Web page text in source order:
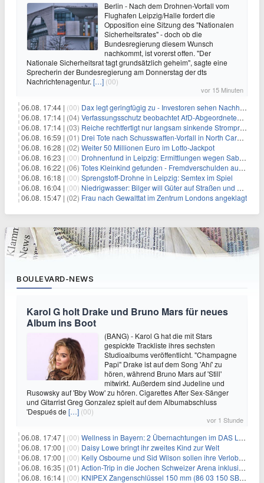
Berlin - Nach dem Drohnen-Vorfall vom
Flughafen Leipzig/Halle fordert die
Opposition eine Sitzung des "Nationalen
Sicherheitsrates" - doch ob die
Bundesregierung diesem Wunsch
nachkommt, ist vorerst offen. "Der
Nationale Sicherheitsrat tagt grundsätzlich geheim", sagte eine
Sprecherin der Bundesregierung am Donnerstag der dts
Nachrichtenagentur. […] (00)
vor 15 Minuten
06.08. 17:44 | (00) Dax legt geringfügig zu - Investoren sehen Nachholpotenzial
06.08. 17:14 | (04) Verfassungsschutz beobachtet AfD-Abgeordneten Nolte
06.08. 17:14 | (03) Reiche rechtfertigt nur langsam sinkende Strompreise
06.08. 16:59 | (01) Drei Tote nach Schusswaffen-Vorfall in North Carolina
06.08. 16:28 | (02) Weiter 50 Millionen Euro im Lotto-Jackpot
06.08. 16:23 | (00) Drohnenfund in Leipzig: Ermittlungen wegen Sabotage und Spionage
06.08. 16:22 | (06) Totes Kleinkind gefunden - Fremdverschulden ausgeschlossen
06.08. 16:18 | (00) Sprengstoff-Drohne in Leipzig: Semtex im Spiel
06.08. 16:04 | (00) Niedrigwasser: Bilger will Güter auf Straßen und Schienen bringen
06.08. 15:47 | (02) Frau nach Gewalttat im Zentrum Londons angeklagt
BOULEVARD-NEWS
Karol G holt Drake und Bruno Mars für neues
Album ins Boot
(BANG) - Karol G hat die mit Stars
gespickte Trackliste ihres sechsten
Studioalbums veröffentlicht. "Champagne
Papi" Drake ist auf dem Song 'Ahí' zu
hören, während Bruno Mars auf 'Still'
mitwirkt. Außerdem sind Judeline und
Rusowsky auf 'Bby Wow' zu hören. Cigarettes After Sex-Sänger
und Gitarrist Greg Gonzalez spielt auf dem Albumabschluss
'Después de […] (00)
vor 1 Stunde
06.08. 17:47 | (00) Wellness in Bayern: 2 Übernachtungen im DAS LUDWIG Sports Resort inkl. HP + Wellness ab 174€ p.P.
06.08. 17:00 | (00) Daisy Lowe bringt ihr zweites Kind zur Welt
06.08. 17:00 | (00) Kelly Osbourne und Sid Wilson sollen ihre Verlobung gelöst haben
06.08. 16:35 | (01) Action-Trip in die Jochen Schweizer Arena inklusive Premium Hotel und Frühstück ab 59€ p.P.
06.08. 16:14 | (00) KNIPEX Zangenschlüssel 150 mm (86 03 150 SB) für 35,99€